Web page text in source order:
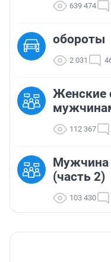
639 474
обороты
2 031
Женские
112 367
Мужчина
(часть 2)
103 430